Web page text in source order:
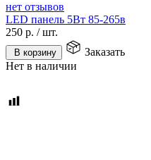
нет отзывов
LED панель 5Вт 85-265в
250 р. /шт.
В корзину
Заказать
Нет в наличии